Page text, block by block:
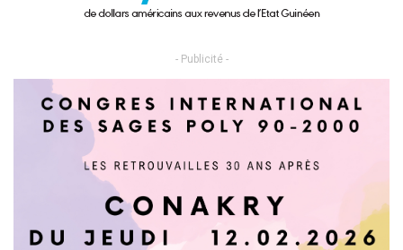
- Publicité -